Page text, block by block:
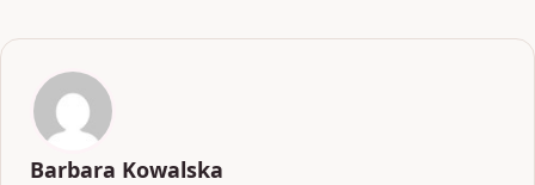
Barbara Kowalska